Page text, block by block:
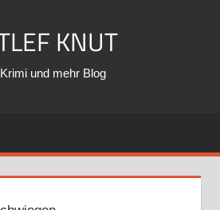
KNUT
und mehr Blog